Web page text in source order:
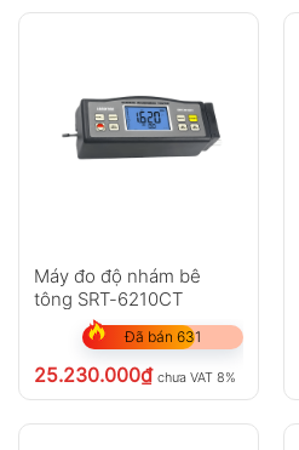
Máy đo độ nhám bê
tông SRT-6210CT
Đã bán 631
25.230.000₫ chưa VAT 8%